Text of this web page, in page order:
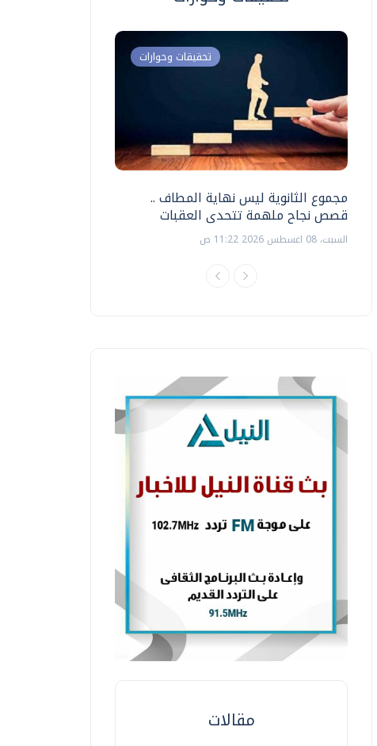
تحقيقات وحوارات
مجموع الثانوية ليس نهاية المطاف ..
قصص نجاح ملهمة تتحدى العقبات
السبت، 08 اغسطس 2026 11:22 ص
مقالات